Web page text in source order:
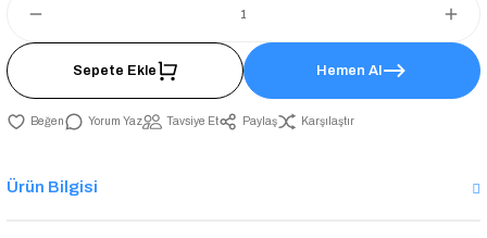
Sepete Ekle Hemen Al
Yorum Yaz Tavsiye Et Paylaş Karşılaştır
Ürün Bilgisi